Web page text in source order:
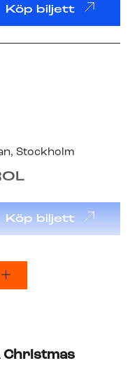
Köp biljett
, Stockholm
Köp biljett
Christmas